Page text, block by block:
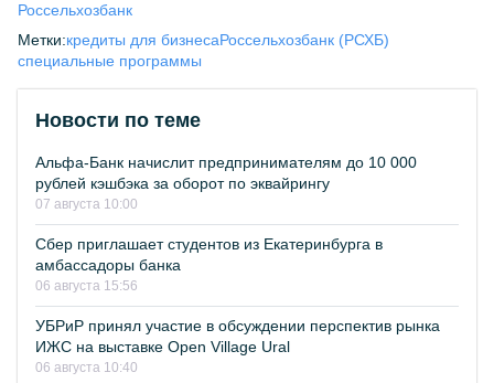
Россельхозбанк
Метки:кредиты для бизнесаРоссельхозбанк (РСХБ)
специальные программы
Новости по теме
Альфа-Банк начислит предпринимателям до 10 000
рублей кэшбэка за оборот по эквайрингу
07 августа 10:00
Сбер приглашает студентов из Екатеринбурга в
амбассадоры банка
06 августа 15:56
УБРиР принял участие в обсуждении перспектив рынка
ИЖС на выставке Open Village Ural
06 августа 10:40